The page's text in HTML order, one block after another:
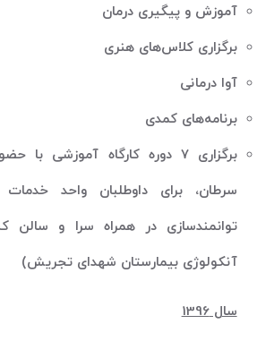
آموزش و پیگیری درمان
برگزاری کلاس‌های هنری
آوا درمانی
برنامه‌های کمدی
برگزاری 7 دوره کارگاه‌ آموزشی با
سرطان، برای داوطلبان واحد
توانمندسازی در همراه سرا و سالن
آنکولوژی بیمارستان شهدای تجریش)
سال 1396